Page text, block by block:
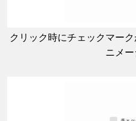
クリック時にチェックマー
ニメ